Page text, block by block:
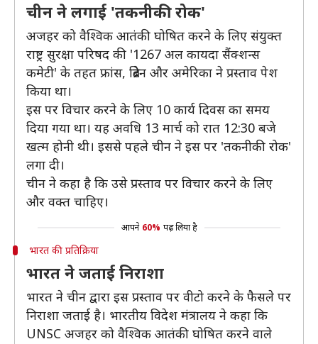
चीन ने लगाई 'तकनीकी रोक'
अजहर को वैश्विक आतंकी घोषित करने के लिए संयुक्त
राष्ट्र सुरक्षा परिषद की '1267 अल कायदा सैंक्शन्स
कमेटी' के तहत फ्रांस, ब्रिटेन और अमेरिका ने प्रस्ताव पेश
किया था।
इस पर विचार करने के लिए 10 कार्य दिवस का समय
दिया गया था। यह अवधि 13 मार्च को रात 12:30 बजे
खत्म होनी थी। इससे पहले चीन ने इस पर 'तकनीकी रोक'
लगा दी।
चीन ने कहा है कि उसे प्रस्ताव पर विचार करने के लिए
और वक्त चाहिए।
आपने 60% पढ़ लिया है
भारत की प्रतिक्रिया
भारत ने जताई निराशा
भारत ने चीन द्वारा इस प्रस्ताव पर वीटो करने के फैसले पर
निराशा जताई है। भारतीय विदेश मंत्रालय ने कहा कि
UNSC अजहर को वैश्विक आतंकी घोषित करने वाले